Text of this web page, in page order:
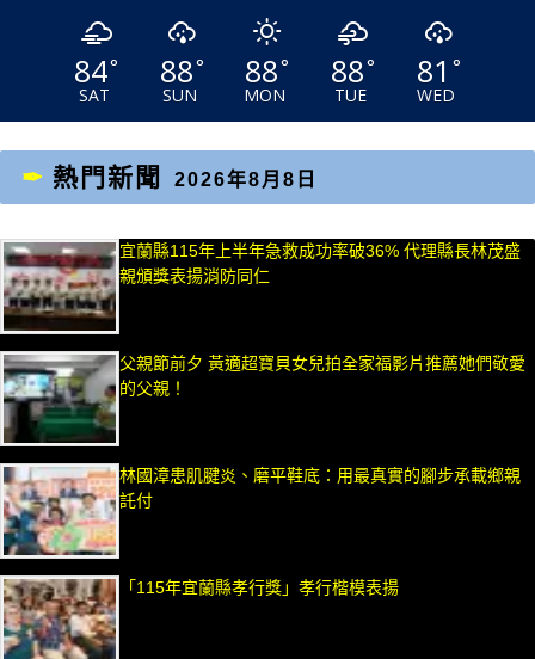
84°
SAT
88°
SUN
88°
MON
88°
TUE
81 °
WED
熱門新聞 2026年8月8日
宜蘭縣115年上半年急救成功率破36% 代理縣長林茂盛
親頒獎表揚消防同仁
父親節前夕 黃適超寶貝女兒拍全家福影片推薦她們敬愛
的父親！
林國漳患肌腱炎、磨平鞋底：用最真實的腳步承載鄉親
託付
「115年宜蘭縣孝行獎」孝行楷模表揚